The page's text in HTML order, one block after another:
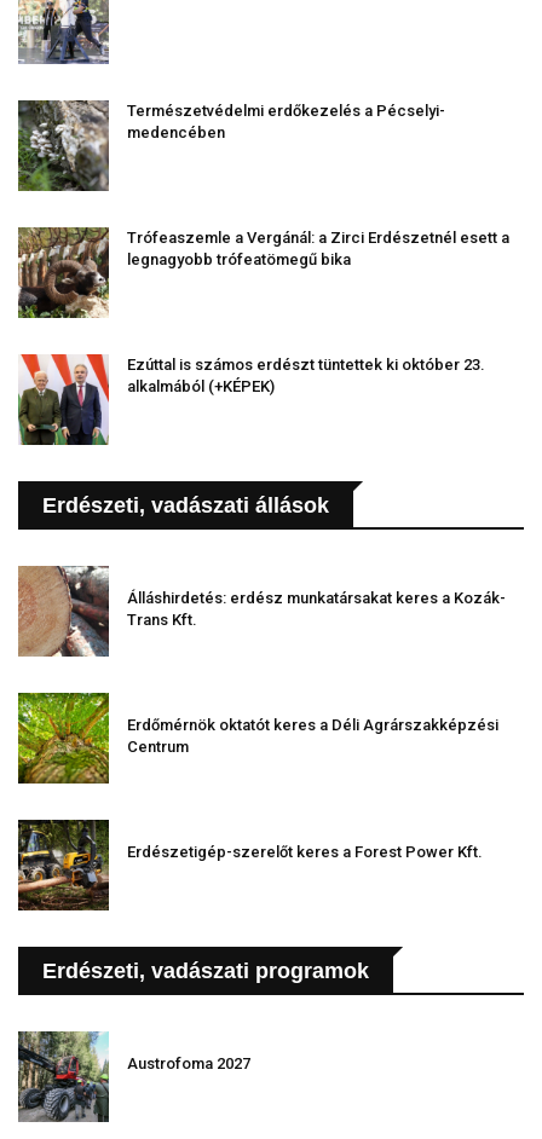
Természetvédelmi erdőkezelés a Pécselyi-
medencében
Trófeaszemle a Vergánál: a Zirci Erdészetnél esett a
legnagyobb trófeatömegű bika
Ezúttal is számos erdészt tüntettek ki október 23.
alkalmából (+KÉPEK)
Erdészeti, vadászati állások
Álláshirdetés: erdész munkatársakat keres a Kozák-
Trans Kft.
Erdőmérnök oktatót keres a Déli Agrárszakképzési
Centrum
Erdészetigép-szerelőt keres a Forest Power Kft.
Erdészeti, vadászati programok
Austrofoma 2027